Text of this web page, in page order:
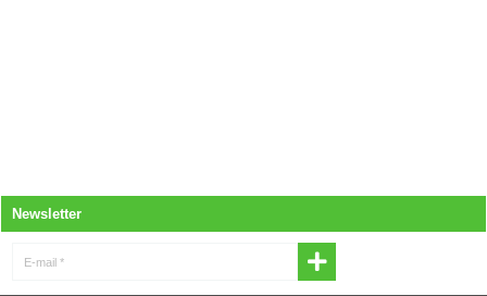
Newsletter
E-mail *